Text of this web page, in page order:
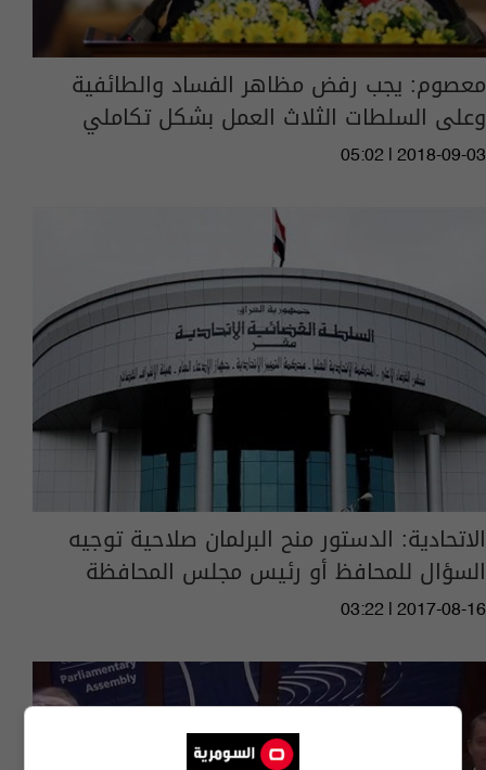
معصوم: يجب رفض مظاهر الفساد والطائفية
وعلى السلطات الثلاث العمل بشكل تكاملي
05:02 | 2018-09-03
الاتحادية: الدستور منح البرلمان صلاحية توجيه
السؤال للمحافظ أو رئيس مجلس المحافظة
03:22 | 2017-08-16